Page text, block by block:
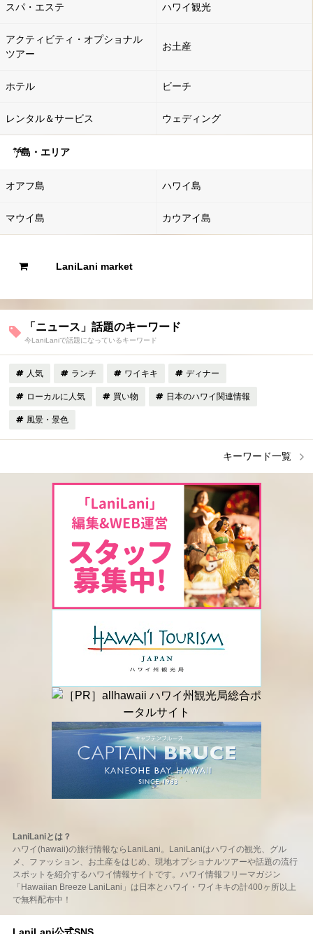
スパ・エステ ハワイ観光
アクティビティ・オプショナル
ツアー
お土産
ホテル ビーチ
レンタル＆サービス ウェディング
島・エリア
オアフ島 ハワイ島
マウイ島 カウアイ島
LaniLani market
「ニュース」話題のキーワード
今LaniLaniで話題になっているキーワード
人気 ランチ ワイキキ ディナー
ローカルに人気 買い物 日本のハワイ関連情報
風景・景色
キーワード一覧
LaniLaniとは？
ハワイ(hawaii)の旅行情報ならLaniLani。LaniLaniはハワイの観光、グル
メ、ファッション、お土産をはじめ、現地オプショナルツアーや話題の流行
スポットを紹介するハワイ情報サイトです。ハワイ情報フリーマガジン
「Hawaiian Breeze LaniLani」は日本とハワイ・ワイキキの計400ヶ所以上
で無料配布中！
LaniLani公式SNS